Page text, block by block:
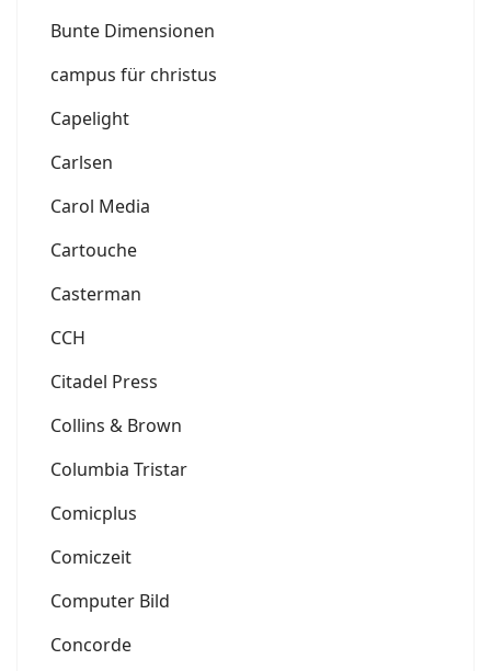
Bunte Dimensionen
campus für christus
Capelight
Carlsen
Carol Media
Cartouche
Casterman
CCH
Citadel Press
Collins & Brown
Columbia Tristar
Comicplus
Comiczeit
Computer Bild
Concorde